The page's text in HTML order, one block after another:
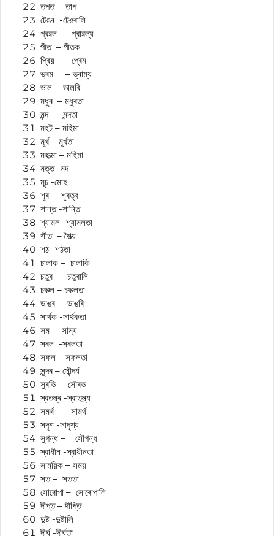
তপত -তাপ
টেঙৰ -টেঙৰালি
প্ৰৱল – প্ৰাৱল্য
পীত – পীতক
প্ৰিয় – প্ৰেম
ভ্ৰম – ভ্ৰাম্য
ভাল -ভালৰি
মধুৰ – মধুৰতা
মন্দ – মন্দতা
মহট – মহিমা
মূৰ্খ – মূৰ্খতা
মহাত্মা – মহিমা
মত্ত -মদ
মূঢ় -মোহ
শূৰ – শূৰত্ব
শান্ত -শান্তি
শ্যামল -শ্যামলতা
শীত – শৈত্য়
শঠ -শঠতা
চালাক – চালাকি
চতুৰ – চতুৰালি
চঞ্চল – চঞ্চলতা
ডাঙৰ – ডাঙৰি
সাৰ্থক -সাৰ্থকতা
সম – সাম্য
সৰল -সৰলতা
সফল – সফলতা
সুন্দৰ – সৌন্দৰ্য
সুৰভি – সৌৰভ
স্বতন্ত্ৰ -স্বাতন্ত্ৰ্য
সমৰ্থ – সামৰ্থ
সদৃশ -সাদৃশ্য
সুগন্ধ – সৌগন্ধ
স্বাধীন -স্বাধীনতা
সাময়িক – সময়
সত – সততা
সোৰোপা – সোৰোপালি
দীপ্ত – দীপ্তি
দুষ্ট -দুষ্টালি
দীৰ্ঘ -দীৰ্ঘতা